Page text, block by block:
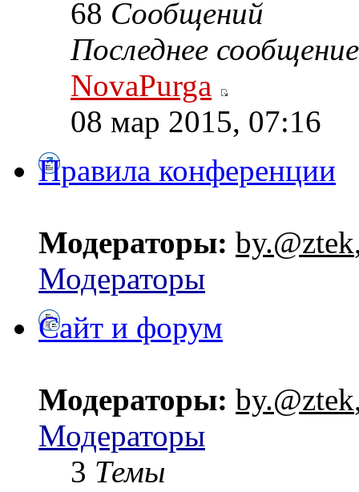
68 Сообщений
Последнее сообщение
NovaPurga
08 мар 2015, 07:16
Правила конференции
Модераторы: by.@ztek
Модераторы
Сайт и форум
Модераторы: by.@ztek
Модераторы
3 Темы